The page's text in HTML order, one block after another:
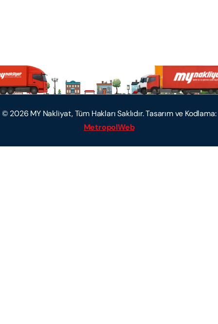
© 2026 MY Nakliyat, Tüm Hakları Saklıdır. Tasarım ve Kodlama:
MetropolWeb